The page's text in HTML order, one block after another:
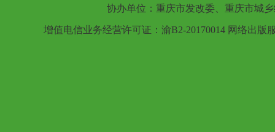
协办单位：重庆市发改委、重庆市城
增值电信业务经营许可证：渝B2-20170014 网络出版